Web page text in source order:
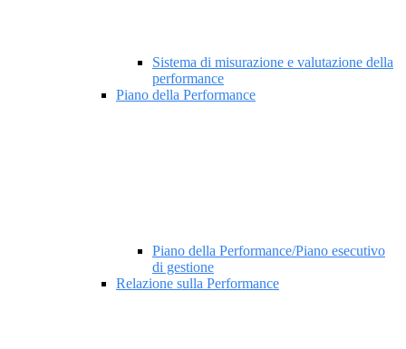
Sistema di misurazione e valutazione della
performance
Piano della Performance
Piano della Performance/Piano esecutivo
di gestione
Relazione sulla Performance